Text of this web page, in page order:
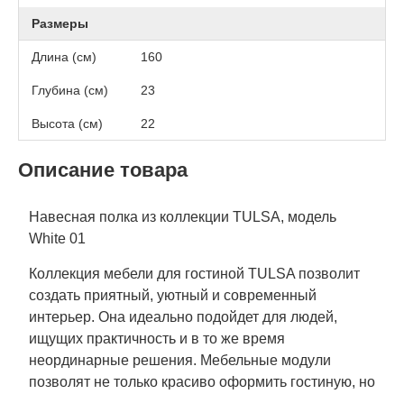
Размеры
Длина (см) 160
Глубина (см) 23
Высота (см) 22
Описание товара
Навесная полка из коллекции TULSA, модель
White 01
Коллекция мебели для гостиной TULSA позволит
создать приятный, уютный и современный
интерьер. Она идеально подойдет для людей,
ищущих практичность и в то же время
неординарные решения. Мебельные модули
позволят не только красиво оформить гостиную, но